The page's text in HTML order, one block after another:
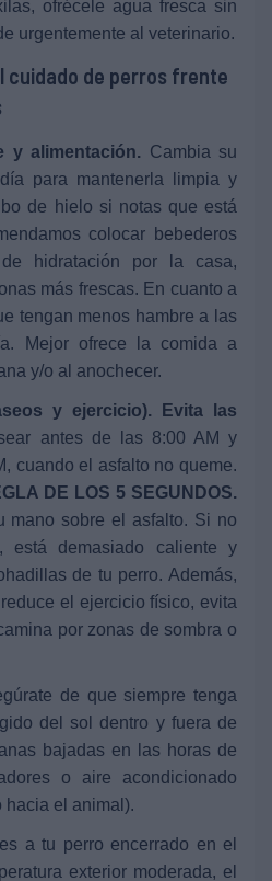
ofrécele agua fresca sin
urgentemente al veterinario.
cuidado de perros frente
y alimentación. Cambia su
para mantenerla limpia y
de hielo si notas que está
colocar bebederos
hidratación por la casa,
más frescas. En cuanto a
tengan menos hambre a las
Mejor ofrece la comida a
y/o al anochecer.
y ejercicio). Evita las
antes de las 8:00 AM y
cuando el asfalto no queme.
DE LOS 5 SEGUNDOS.
mano sobre el asfalto. Si no
está demasiado caliente y
de tu perro. Además,
el ejercicio físico, evita
por zonas de sombra o
de que siempre tenga
del sol dentro y fuera de
bajadas en las horas de
o aire acondicionado
hacia el animal).
a tu perro encerrado en el
exterior moderada, el